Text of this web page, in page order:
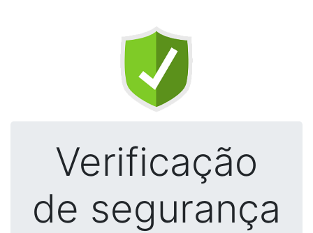
Verificação
de segurança